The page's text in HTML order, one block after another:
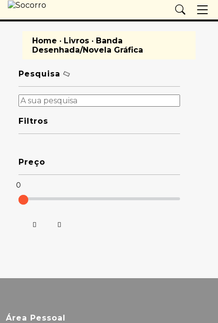
Home · Livros· Banda
Desenhada/Novela Gráfica
Pesquisa
Filtros
Preço
0
Área Pessoal